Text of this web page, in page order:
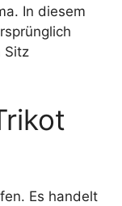
In diesem
Sitz
Es handelt